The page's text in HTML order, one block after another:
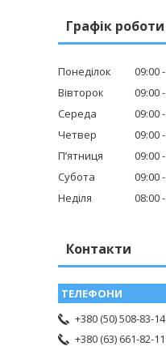
Графік роботи
Понеділок 09:00
Вівторок
09:00
Середа
09:00
Четвер
09:00
Пʼятниця
09:00
Субота
09:00
Неділя
08:00
Контакти
+380 (50) 508-83-14
+380 (63) 661-82-11